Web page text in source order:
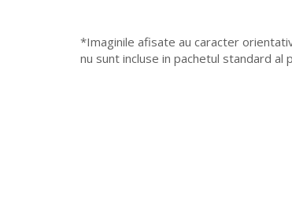
*Imaginile afisate au caracter
nu sunt incluse in pachetul standard al